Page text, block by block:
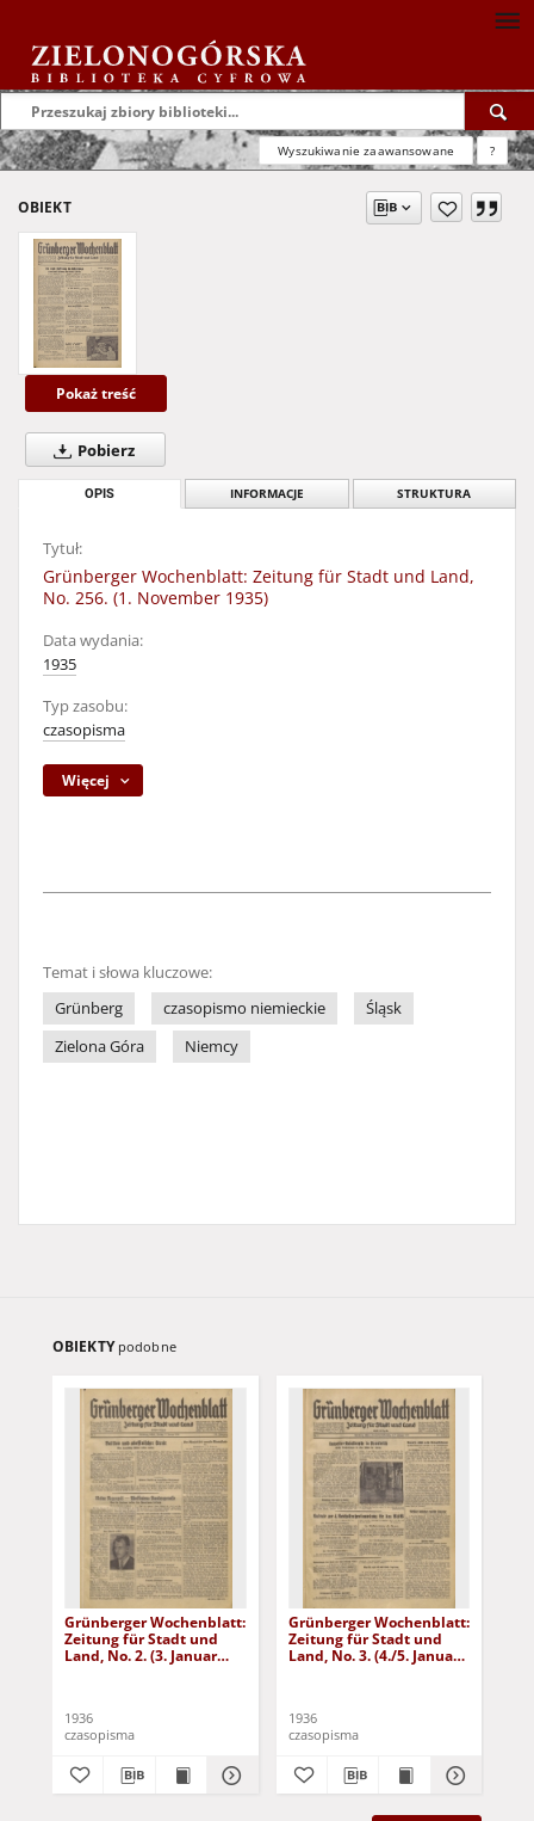
Wyszukiwanie zaawansowane ?
OBIEKT
Pokaż treść
Pobierz
OPIS INFORMACJE STRUKTURA
Tytuł:
Grünberger Wochenblatt: Zeitung für Stadt und Land,
No. 256. (1. November 1935)
Data wydania:
1935
Typ zasobu:
czasopisma
Więcej
Temat i słowa kluczowe:
Grünberg
czasopismo niemieckie
Śląsk
Zielona Góra
Niemcy
OBIEKTY podobne
Grünberger Wochenblatt:
Zeitung für Stadt und
Land, No. 2. (3. Januar
1936
czasopisma
Grünberger Wochenblatt:
Zeitung für Stadt und
Land, No. 3. (4./5. Januar
1936
czasopisma